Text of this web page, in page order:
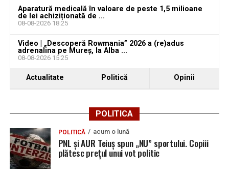
Aparatură medicală în valoare de peste 1,5 milioane
de lei achiziționată de ...
08-08-2026 18:25
Video | „Descoperă Rowmania” 2026 a (re)adus
adrenalina pe Mureș, la Alba ...
08-08-2026 15:25
Actualitate Politică Opinii
POLITICA
POLITICĂ acum o lună
PNL și AUR Teiuș spun „NU” sportului. Copiii
plătesc prețul unui vot politic